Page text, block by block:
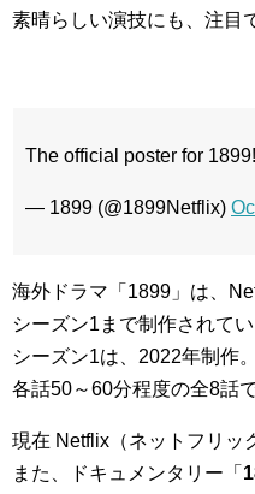
素晴らしい演技にも、注目
The official poster for 1899!
— 1899 (@1899Netflix)
海外ドラマ「1899」は、
シーズン1まで制作されてい
シーズン1は、2022年制作。
各話50～60分程度の全8話で
現在 Netflix（ネットフリッ
また、ドキュメンタリー「